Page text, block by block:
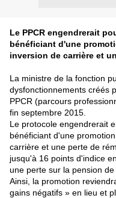
Le PPCR engendrerait
bénéficiant d'une
inversion de carrière et
La ministre de la fonction
dysfonctionnements créés
PPCR (parcours
fin septembre 2015.
Le protocole engendrerait
bénéficiant d'une
carrière et une perte de
jusqu'à 16 points d'indice
une perte sur la pension
Ainsi, la promotion
gains négatifs » en lieu et